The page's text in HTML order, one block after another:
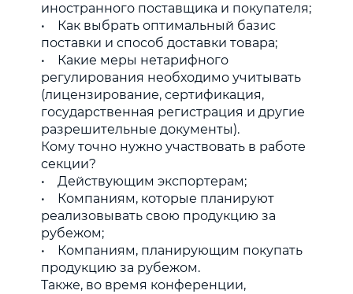
иностранного поставщика и покупателя;
• Как выбрать оптимальный базис
поставки и способ доставки товара;
• Какие меры нетарифного
регулирования необходимо учитывать
(лицензирование, сертификация,
государственная регистрация и другие
разрешительные документы).
Кому точно нужно участвовать в работе
секции?
• Действующим экспортерам;
• Компаниям, которые планируют
реализовывать свою продукцию за
рубежом;
• Компаниям, планирующим покупать
продукцию за рубежом.
Также, во время конференции,